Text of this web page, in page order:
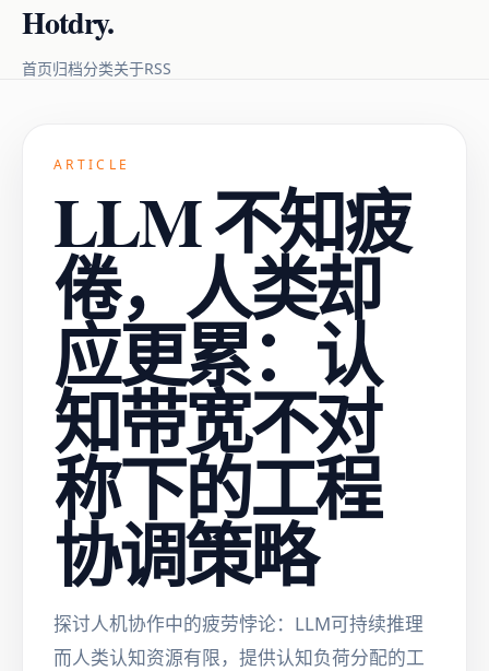
Hotdry.
首页归档分类关于RSS
ARTICLE
LLM 不知疲
倦，人类却
应更累：认
知带宽不对
称下的工程
协调策略
探讨人机协作中的疲劳悖论：LLM可持续推理
而人类认知资源有限，提供认知负荷分配的工